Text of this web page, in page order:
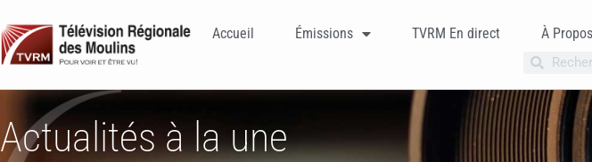
Accueil Émissions TVRM En direct À Propos
Actualités à la une